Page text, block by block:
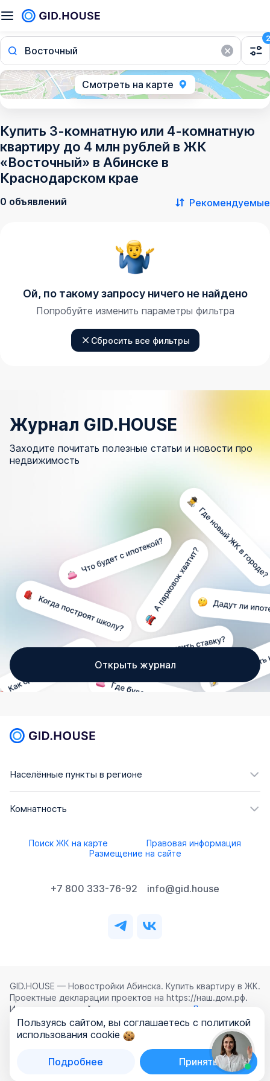
Восточный
2
Смотреть на карте
Купить 3-комнатную или 4-комнатную
квартиру до 4 млн рублей в ЖК
«Восточный» в Абинске в
Краснодарском крае
0 объявлений Рекомендуемые
Ой, по такому запросу ничего не найдено
Попробуйте изменить параметры фильтра
Сбросить все фильтры
Журнал GID.HOUSE
Заходите почитать полезные статьи и новости про
недвижимость
Открыть журнал
Населённые пункты в регионе
Комнатность
Поиск ЖК на карте
Правовая информация
Размещение на сайте
+7 800 333-76-92 info@gid.house
GID.HOUSE — Новостройки Абинска. Купить квартиру в ЖК.
Проектные декларации проектов на https://наш.дом.рф.
Использование сайта означает согласие с
Лицензионным
соглашением ,Политикой конфиденциальностии
Политикой обработки персональных данных
ООО «ГИД.ХАУЗ»
Пользуясь сайтом, вы соглашаетесь с политикой
использования cookie
Подробнее Принять